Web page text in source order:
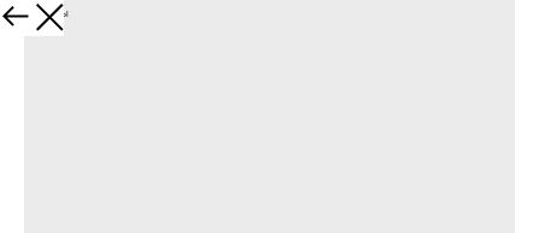
Все товары